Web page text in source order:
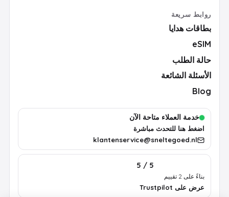
روابط سريعة
بطاقات هدايا
eSIM
حالة الطلب
الأسئلة الشائعة
Blog
خدمة العملاء متاحة الآن
اضغط هنا للتحدث مباشرة
klantenservice@sneltegoed.nl
5 / 5
بناءً على 2 تقييم
عرض على Trustpilot